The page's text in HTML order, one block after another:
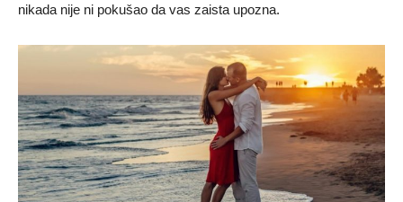
nikada nije ni pokušao da vas zaista upozna.